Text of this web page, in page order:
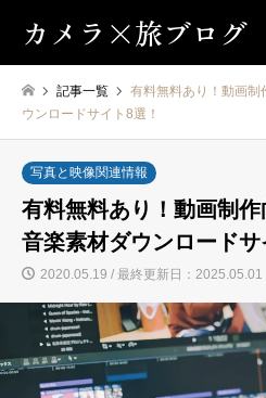
カメラ×旅ブログ
記事一覧
有料無料あり！動画制
ウンロードサイト8選！
写真と映像関連情報
有料無料あり！動画制
音楽素材ダウンロードサ
2020.05.19 / 最終更新日：2025.05.01